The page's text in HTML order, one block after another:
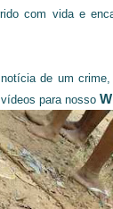
com vida e
de um
para nosso